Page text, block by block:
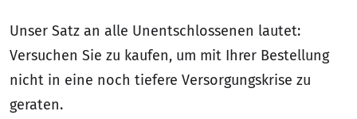
Unser Satz an alle Unentschlossenen lautet:
Versuchen Sie zu kaufen, um mit Ihrer Bestellung
nicht in eine noch tiefere Versorgungskrise zu
geraten.